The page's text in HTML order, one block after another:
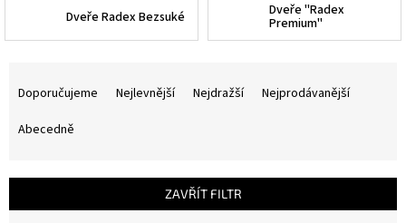
Dveře Radex Bezsuké Dveře "Radex
Premium"
r
Doporučujeme Nejlevnější Nejdražší
Nejprodávanější
Abecedně
ZAVŘÍT FILTR